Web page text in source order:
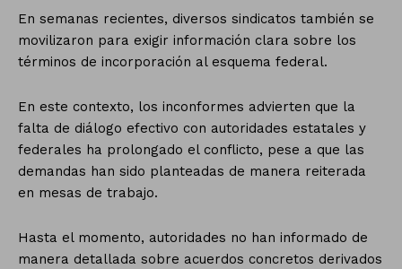
En semanas recientes, diversos sindicatos también se
movilizaron para exigir información clara sobre los
términos de incorporación al esquema federal.
En este contexto, los inconformes advierten que la
falta de diálogo efectivo con autoridades estatales y
federales ha prolongado el conflicto, pese a que las
demandas han sido planteadas de manera reiterada
en mesas de trabajo.
Hasta el momento, autoridades no han informado de
manera detallada sobre acuerdos concretos derivados